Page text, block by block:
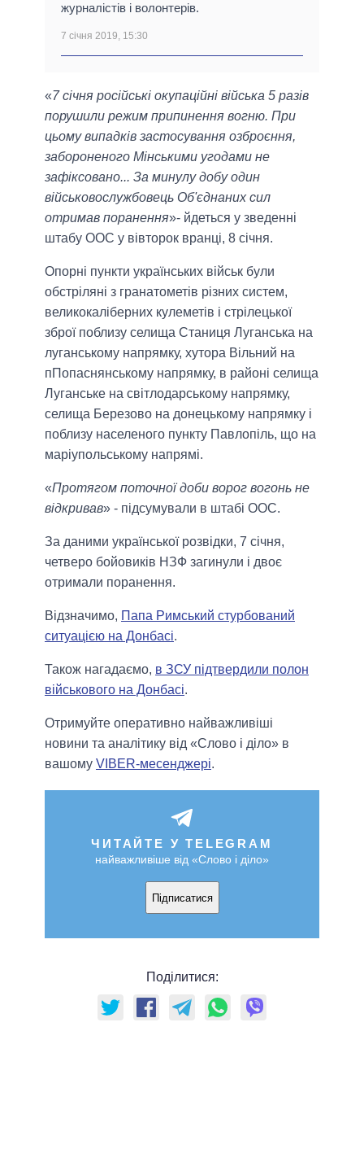
журналістів і волонтерів.
7 січня 2019, 15:30
«7 січня російські окупаційні війська 5 разів
порушили режим припинення вогню. При
цьому випадків застосування озброєння,
забороненого Мінськими угодами не
зафіксовано... За минулу добу один
військовослужбовець Об'єднаних сил
отримав поранення»- йдеться у зведенні
штабу ООС у вівторок вранці, 8 січня.
Опорні пункти українських військ були
обстріляні з гранатометів різних систем,
великокаліберних кулеметів і стрілецької
зброї поблизу селища Станиця Луганська на
луганському напрямку, хутора Вільний на
пПопаснянському напрямку, в районі селища
Луганське на світлодарському напрямку,
селища Березово на донецькому напрямку і
поблизу населеного пункту Павлопіль, що на
маріупольському напрямі.
«Протягом поточної доби ворог вогонь не
відкривав» - підсумували в штабі ООС.
За даними української розвідки, 7 січня,
четверо бойовиків НЗФ загинули і двоє
отримали поранення.
Відзначимо, Папа Римський стурбований
ситуацією на Донбасі.
Також нагадаємо, в ЗСУ підтвердили полон
військового на Донбасі.
Отримуйте оперативно найважливіші
новини та аналітику від «Слово і діло» в
вашому VIBER-месенджері.
ЧИТАЙТЕ У TELEGRAM
найважливіше від «Слово і діло»
Підписатися
Поділитися: